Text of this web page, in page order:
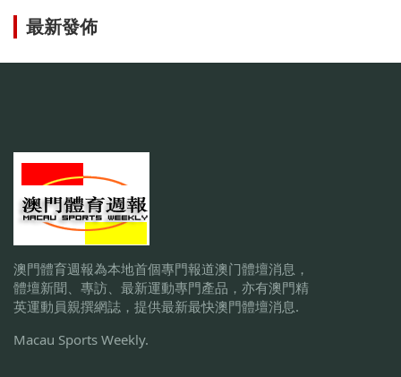
最新發佈
澳門體育週報為本地首個專門報道澳门體壇消息，
體壇新聞、專訪、最新運動專門產品，亦有澳門精
英運動員親撰網誌，提供最新最快澳門體壇消息.
Macau Sports Weekly.